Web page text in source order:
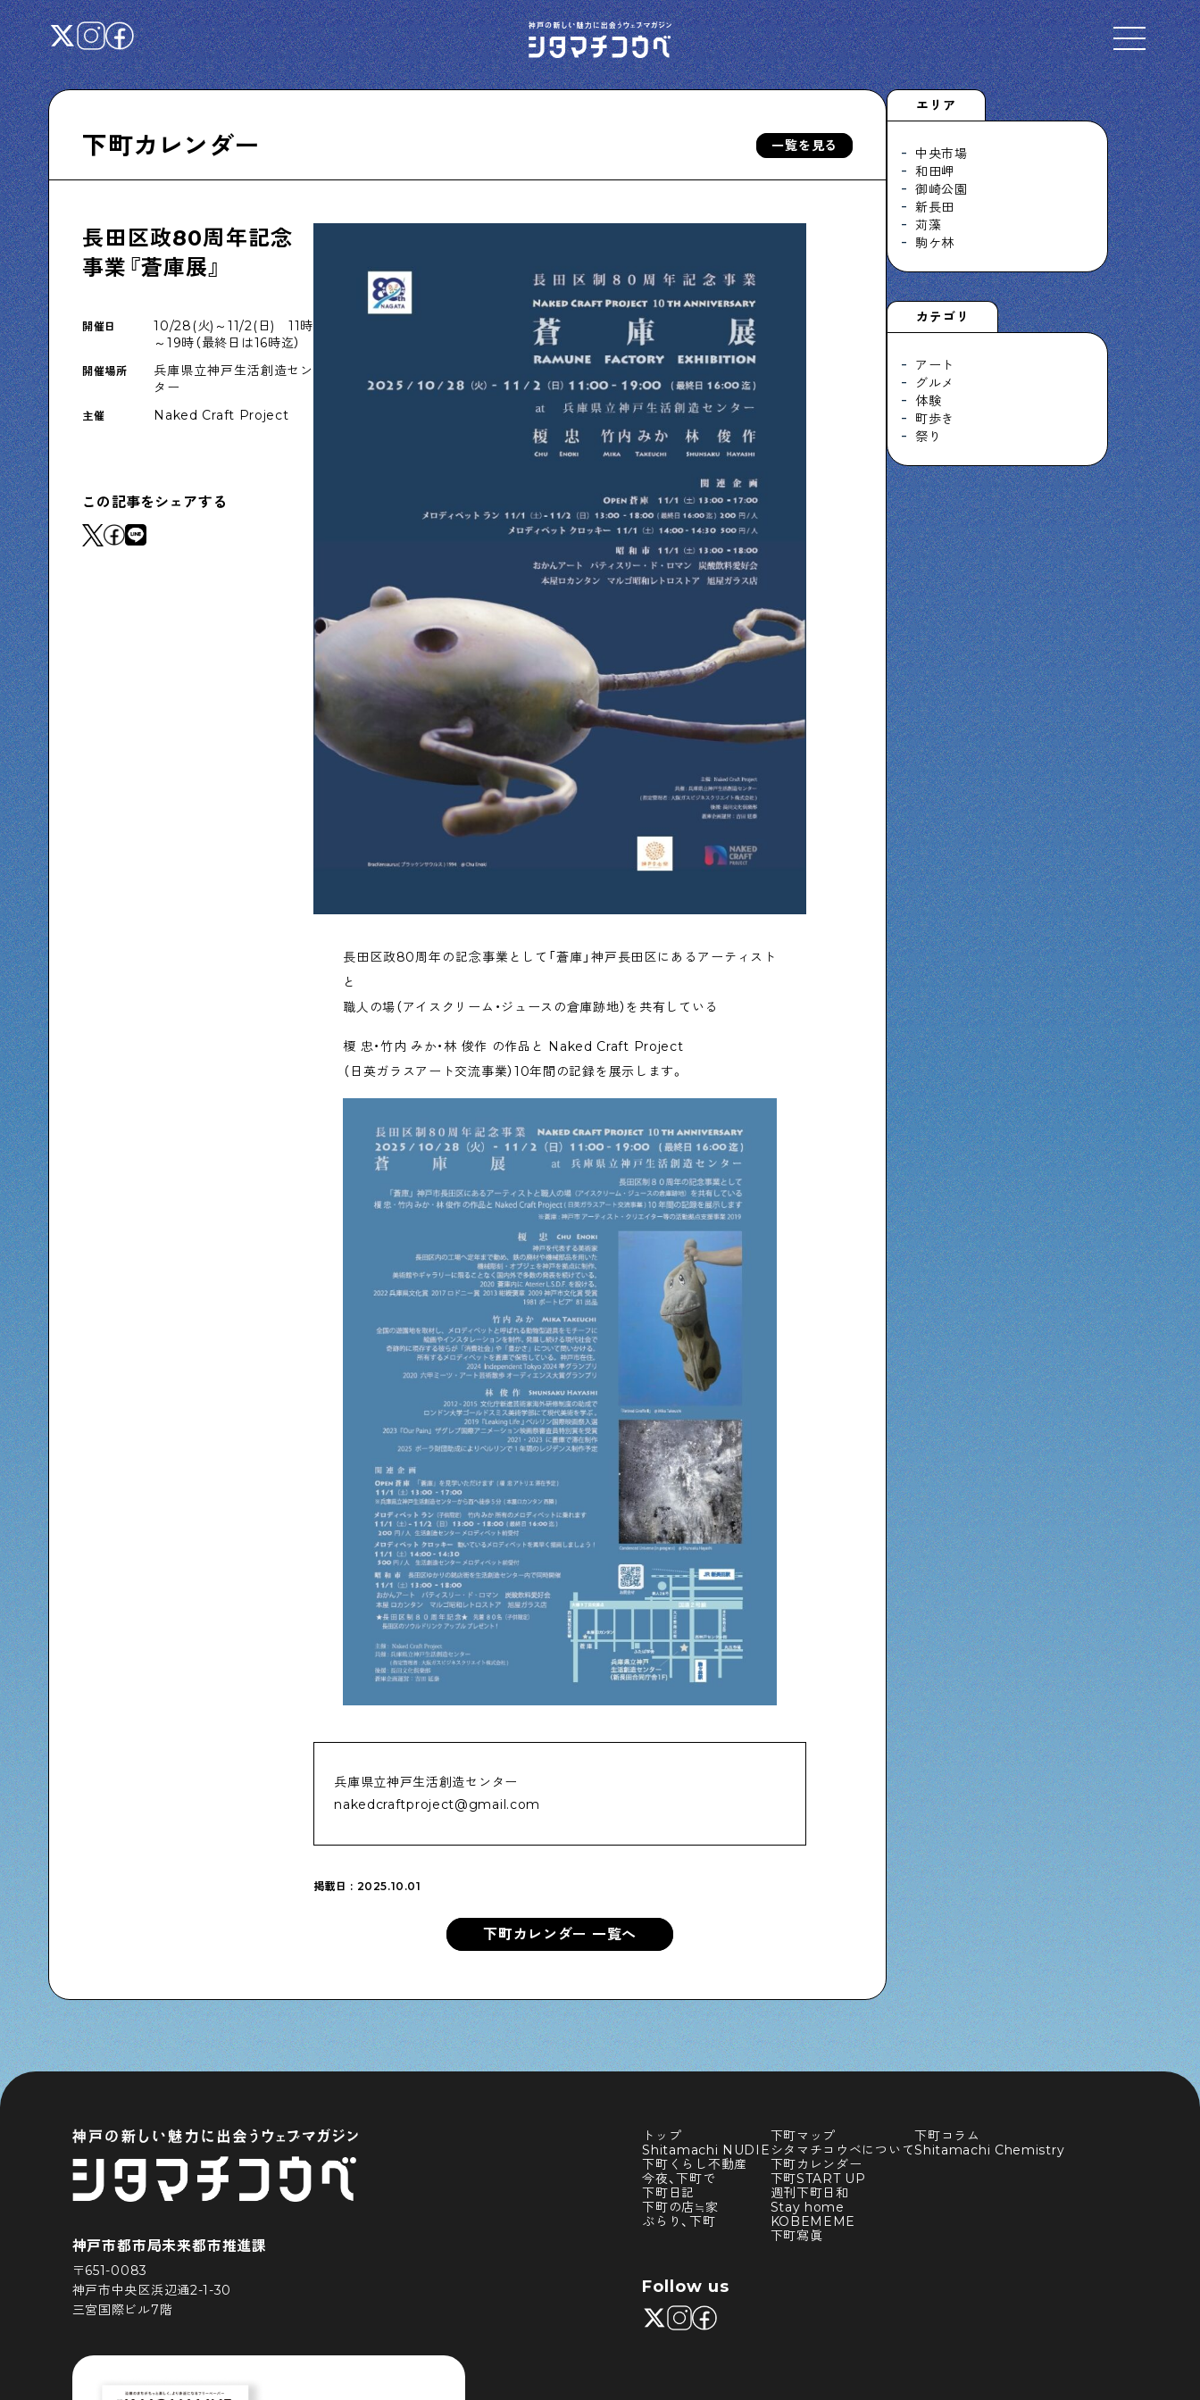
Select Language▼
下町くらし不動産
物件情報やリノベーション事例を紹介します
下町に暮らす人たちに日記を書いてもらいま
した
下町の店≒家
下町ならではの家みたいな店を紹介する記事
ぶらり、下町
下町の特集記事です
下町の「あの人」×「あの人」の科学反応を楽し
む企画です
シタマチコウベについて Stay Home 下町寫眞
下町カレンダー 一覧を見る
長田区政80周年記念
事業『蒼庫展』
開催日
10/28(火)～11/2(日) 11時
～19時（最終日は16時迄）
開催場所
兵庫県立神戸生活創造セン
ター
主催 Naked Craft Project
この記事をシェアする
長田区政80周年の記念事業として「蒼庫」神戸長田区にあるアーティスト
と
職人の場（アイスクリーム・ジュースの倉庫跡地）を共有している
榎 忠・竹内 みか・林 俊作 の作品と Naked Craft Project
（日英ガラスアート交流事業）10年間の記録を展示します。
兵庫県立神戸生活創造センター
nakedcraftproject@gmail.com
掲載日 : 2025.10.01
下町カレンダー 一覧へ
エリア
中央市場
和田岬
御崎公園
新長田
苅藻
駒ケ林
カテゴリ
アート
グルメ
体験
町歩き
祭り
トップ
Shitamachi NUDIE
下町くらし不動産
今夜、下町で
下町日記
下町の店≒家
ぶらり、下町
下町マップ
シタマチコウベについて
下町カレンダー
下町START UP
週刊下町日和
Stay home
KOBEMEME
下町寫眞
下町コラム
Shitamachi Chemistry
Follow us
神戸市都市局未来都市推進課
〒651-0083
神戸市中央区浜辺通2-1-30
三宮国際ビル7階